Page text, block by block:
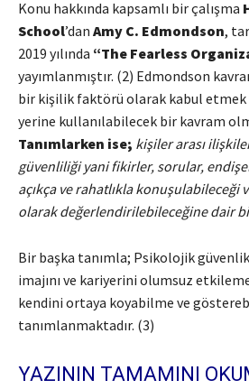
Konu hakkında kapsamlı bir çalışma
School’dan Amy C. Edmondson,
2019 yılında “The Fearless
yayımlanmıştır. (2) Edmondson
bir kişilik faktörü olarak kabul etmek
yerine kullanılabilecek bir kavram
Tanımlarken ise; kişiler arası
güvenliliği yani fikirler, sorular,
açıkça ve rahatlıkla konuşulabileceği
olarak değerlendirilebileceğine dair
Bir başka tanımla; Psikolojik
imajını ve kariyerini olumsuz
kendini ortaya koyabilme ve
tanımlanmaktadır. (3)
YAZININ TAMAMINI